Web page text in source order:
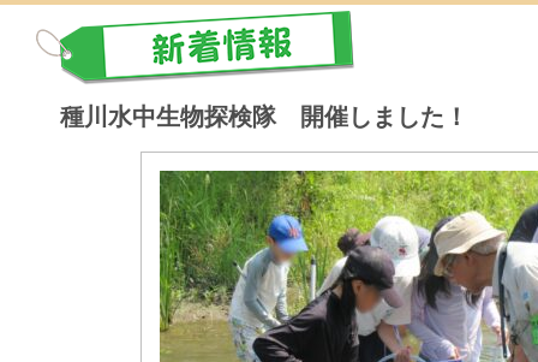
種川水中生物探検隊 開催しました！